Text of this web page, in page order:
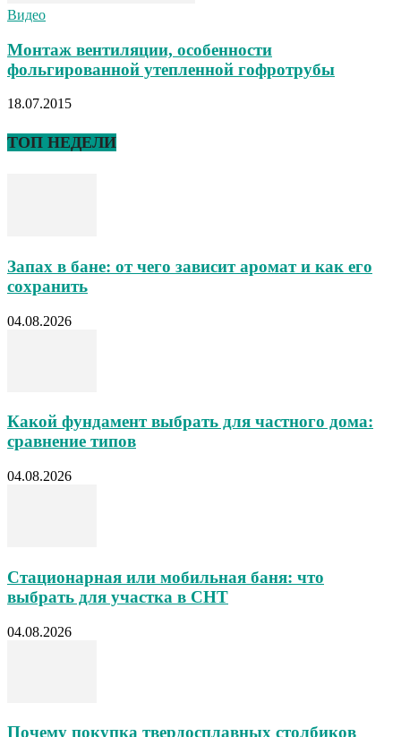
Видео
Монтаж вентиляции, особенности
фольгированной утепленной гофротрубы
18.07.2015
ТОП НЕДЕЛИ
Запах в бане: от чего зависит аромат и как его
сохранить
04.08.2026
Какой фундамент выбрать для частного дома:
сравнение типов
04.08.2026
Стационарная или мобильная баня: что
выбрать для участка в СНТ
04.08.2026
Почему покупка твердосплавных столбиков